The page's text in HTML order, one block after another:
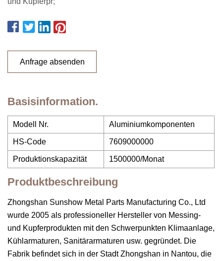
Anfrage absenden
Basisinformation.
Modell Nr. Aluminiumkomponenten
HS-Code 7609000000
Produktionskapazität 1500000/Monat
Produktbeschreibung
Zhongshan Sunshow Metal Parts Manufacturing Co., Ltd
wurde 2005 als professioneller Hersteller von Messing-
und Kupferprodukten mit den Schwerpunkten Klimaanlage,
Kühlarmaturen, Sanitärarmaturen usw. gegründet. Die
Fabrik befindet sich in der Stadt Zhongshan in Nantou, die